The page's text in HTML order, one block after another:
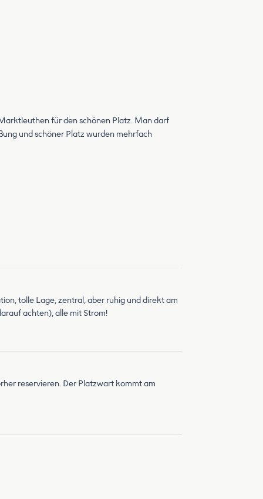
für den schönen Platz. Man darf
und schöner Platz wurden mehrfach
tolle Lage, zentral, aber ruhig und direkt am
achten), alle mit Strom!
reservieren. Der Platzwart kommt am